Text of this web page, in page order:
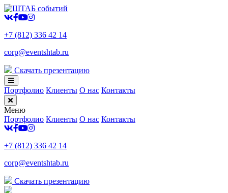
+7 (812) 336 42 14
corp@eventshtab.ru
Скачать презентацию
Портфолио Клиенты О нас Контакты
Меню
Портфолио Клиенты О нас Контакты
+7 (812) 336 42 14
corp@eventshtab.ru
Скачать презентацию